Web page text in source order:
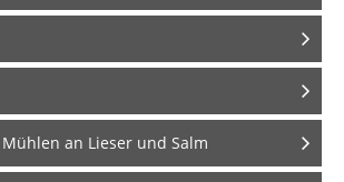
an Lieser und Salm